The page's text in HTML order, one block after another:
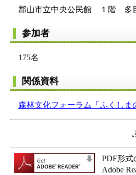
郡山市立中央公民館 １階 多
参加者
175名
関係資料
森林文化フォーラム「ふくし
PDF形式
Adobe